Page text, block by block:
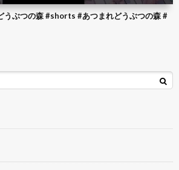
うぶつの森 #shorts #あつまれどうぶつの森 #